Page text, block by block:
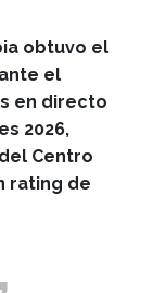
obtuvo el
el
en directo
2026,
Centro
rating de